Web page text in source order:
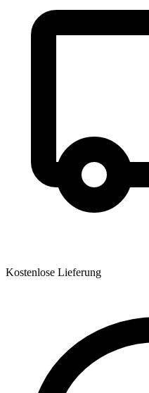
Kostenlose Lieferung